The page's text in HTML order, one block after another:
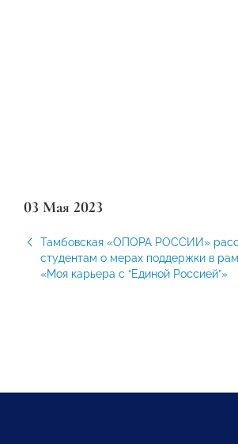
03 Мая 2023
Тамбовская «ОПОРА РОССИИ»
студентам о мерах поддержки в
«Моя карьера с “Единой Россией”»